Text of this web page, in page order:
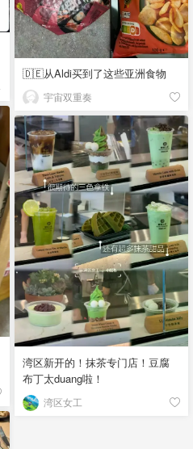
🇩🇪从Aldi买到了这些亚洲食物
宇宙双重奏
湾区新开的！抹茶专门店！豆腐
布丁太duang啦！
湾区女工